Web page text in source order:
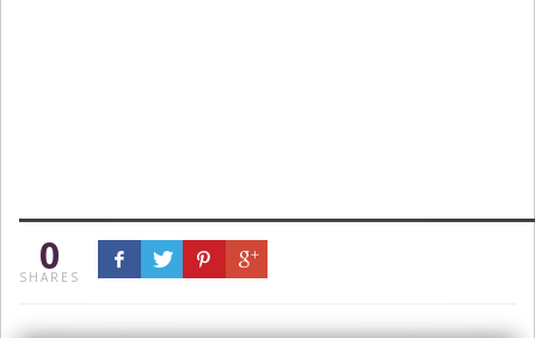
0
SHARES